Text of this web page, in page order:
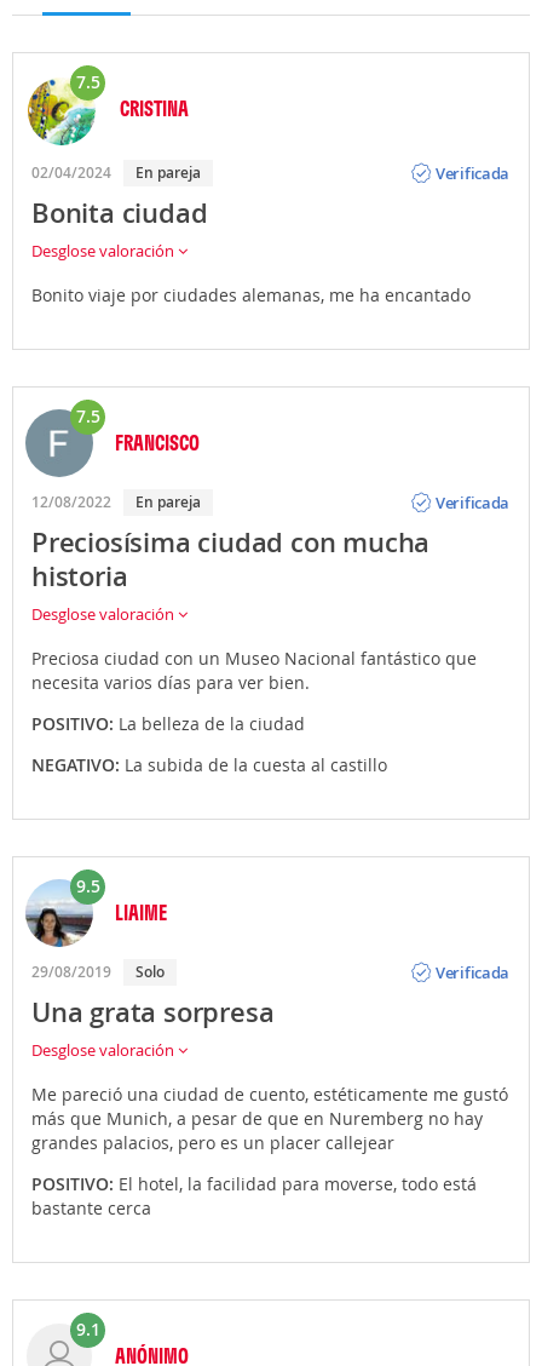
7.5
CRISTINA
02/04/2024 En pareja
Verificada
Bonita ciudad
Desglose valoración
Bonito viaje por ciudades alemanas, me ha encantado
7.5
FRANCISCO
12/08/2022 En pareja
Verificada
Preciosísima ciudad con mucha
historia
Desglose valoración
Preciosa ciudad con un Museo Nacional fantástico que
necesita varios días para ver bien.
POSITIVO: La belleza de la ciudad
NEGATIVO: La subida de la cuesta al castillo
9.5
LIAIME
29/08/2019 Solo
Verificada
Una grata sorpresa
Desglose valoración
Me pareció una ciudad de cuento, estéticamente me gustó
más que Munich, a pesar de que en Nuremberg no hay
grandes palacios, pero es un placer callejear
POSITIVO: El hotel, la facilidad para moverse, todo está
bastante cerca
9.1
ANÓNIMO